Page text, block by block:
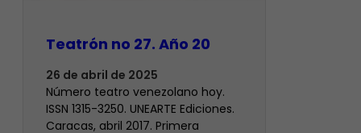
Teatrón no 27. Año 20
26 de abril de 2025
Número teatro venezolano hoy.
ISSN 1315-3250. UNEARTE Ediciones.
Caracas, abril 2017. Primera